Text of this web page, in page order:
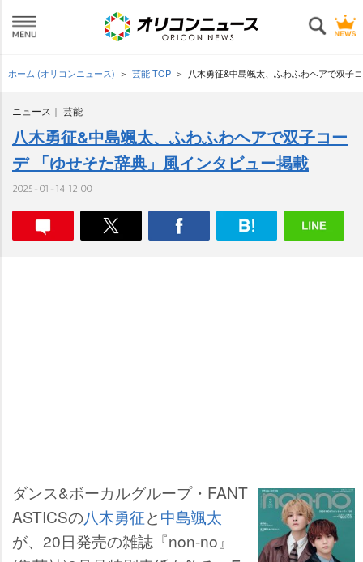
ホーム (オリコンニュース) 芸能 TOP 八木勇征&中島颯太、ふわふわヘアで双子
ニュース 芸能
八木勇征&中島颯太、ふわふわヘアで双子コー
デ 「ゆせそた辞典」風インタビュー掲載
2025-01-14 12:00
ダンス&ボーカルグループ・FANT
ASTICSの八木勇征と中島颯太
が、20日発売の雑誌『non-no』